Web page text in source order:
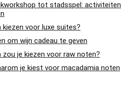
tot stadsspel:
kiezen voor luxe suites?
om wijn cadeau te geven
zou je kiezen voor raw noten?
je kiest voor macadamia noten